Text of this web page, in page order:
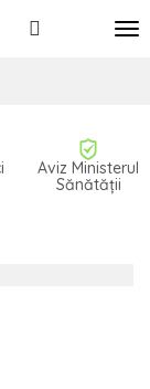
Aviz Ministerul
Sănătății